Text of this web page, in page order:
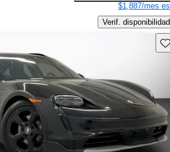
$1,887/mes
Verif. disponibilidad